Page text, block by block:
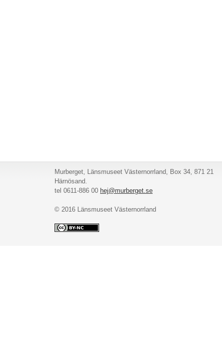
Murberget, Länsmuseet Västernorrland, Box 34, 871 21
Härnösand.
tel 0611-886 00 hej@murberget.se
© 2016 Länsmuseet Västernorrland